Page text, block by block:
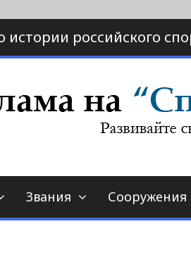
российского
Звания Сооружения